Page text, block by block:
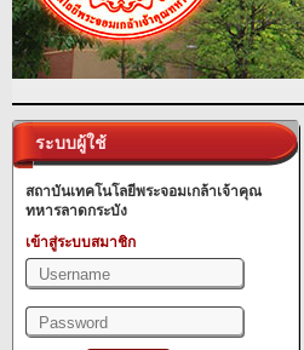
ระบบผู้ใช้
สถาบันเทคโนโลยีพระจอมเกล้าเจ้าคุณ
ทหารลาดกระบัง
เข้าสู่ระบบสมาชิก